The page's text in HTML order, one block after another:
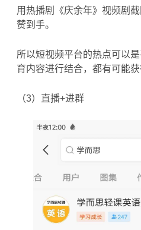
用热播剧《庆余年》视频剧
赞到手。
所以短视频平台的热点可以
育内容进行结合，都有可能
（3）直播+进群